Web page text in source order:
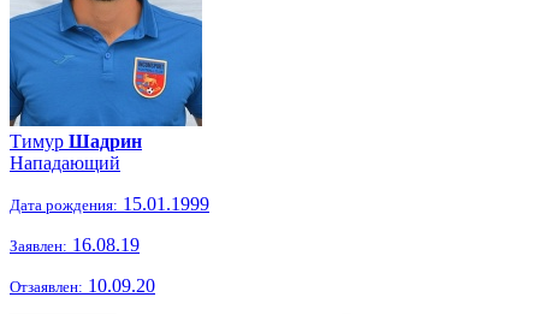
Тимур Шадрин
Нападающий
Дата рождения: 15.01.1999
Заявлен: 16.08.19
Отзаявлен: 10.09.20